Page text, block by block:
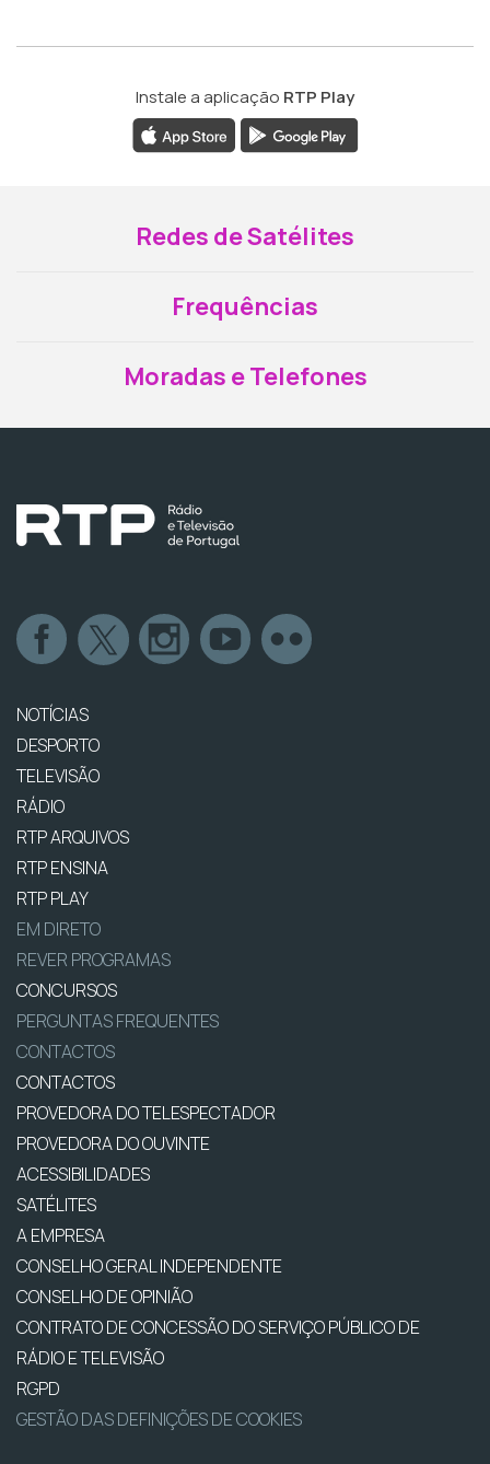
Instale a aplicação RTP Play
Redes de Satélites
Frequências
Moradas e Telefones
NOTÍCIAS
DESPORTO
TELEVISÃO
RÁDIO
RTP ARQUIVOS
RTP ENSINA
RTP PLAY
EM DIRETO
REVER PROGRAMAS
CONCURSOS
PERGUNTAS FREQUENTES
CONTACTOS
CONTACTOS
PROVEDORA DO TELESPECTADOR
PROVEDORA DO OUVINTE
ACESSIBILIDADES
SATÉLITES
A EMPRESA
CONSELHO GERAL INDEPENDENTE
CONSELHO DE OPINIÃO
CONTRATO DE CONCESSÃO DO SERVIÇO PÚBLICO DE
RÁDIO E TELEVISÃO
RGPD
GESTÃO DAS DEFINIÇÕES DE COOKIES